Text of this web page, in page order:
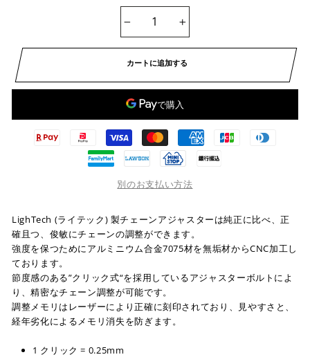
カートに追加する
別のお支払い方法
LighTech (ライテック) 製チェーンアジャスターは純正に比べ、正
確且つ、俊敏にチェーンの調整ができます。
強度を保つためにアルミニウム合金7075材を無垢材からCNC加工し
ております。
節度感のある”クリック式“を採用しているアジャスターボルトによ
り、精密なチェーン調整が可能です。
調整メモリはレーザーにより正確に刻印されており、見やすさと、
経年劣化によるメモリ消失を防ぎます。
1 クリック = 0.25mm